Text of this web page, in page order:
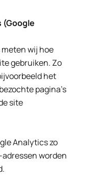
wij hoe
gebruiken. Zo
het
pagina’s
site
Analytics zo
worden